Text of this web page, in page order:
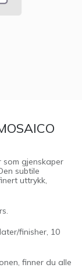
gjenskaper
subtile
uttrykk,
finisher, 10
finner du alle